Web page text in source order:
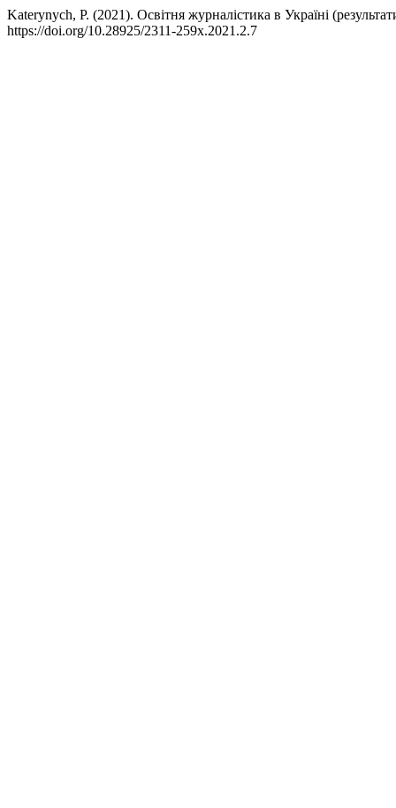
Katerynych, P. (2021). Освітня журналістика в Україні
https://doi.org/10.28925/2311-259x.2021.2.7